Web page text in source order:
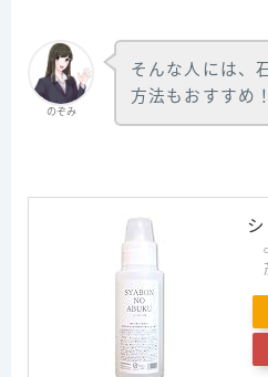
のぞみ
そんな人には、
方法もおすすめ！